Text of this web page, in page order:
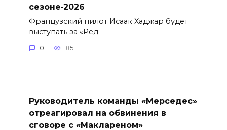
сезоне‑2026
Французский пилот Исаак Хаджар будет
выступать за «Ред
0 85
Руководитель команды «Мерседес»
отреагировал на обвинения в
сговоре с «Маклареном»